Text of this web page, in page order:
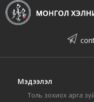
Мэдээлэл
Толь зохиох арга